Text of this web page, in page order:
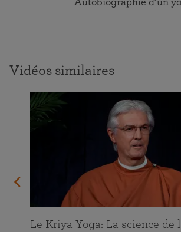
Autobiographie d’un
Vidéos similaires
Le Kriya Yoga: La science de